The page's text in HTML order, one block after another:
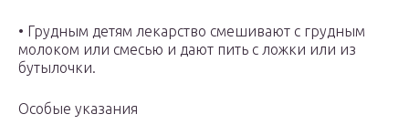
• Грудным детям лекарство смешивают с грудным
молоком или смесью и дают пить с ложки или из
бутылочки.
Особые указания